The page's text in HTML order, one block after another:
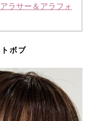
ラサー＆アラフォ
ボブ